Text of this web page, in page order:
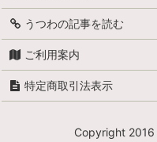
うつわの記事を読む
ご利用案内
特定商取引法表示
Copyright 2016